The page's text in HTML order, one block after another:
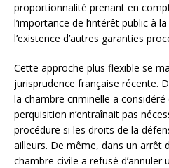
proportionnalité prenant en
l’importance de l’intérêt public à
l’existence d’autres garanties
Cette approche plus flexible se
jurisprudence française récente.
la chambre criminelle a considéré
perquisition n’entraînait pas
procédure si les droits de la
ailleurs. De même, dans un arrêt
chambre civile a refusé d’annuler